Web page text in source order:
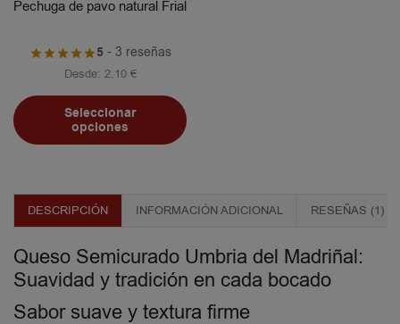
Pechuga de pavo natural Frial
5- 3 reseñas
Desde: 2,10 €
Seleccionar
opciones
DESCRIPCIÓN INFORMACIÓN ADICIONAL RESEÑAS (1)
Queso Semicurado Umbria del Madriñal:
Suavidad y tradición en cada bocado
Sabor suave y textura firme